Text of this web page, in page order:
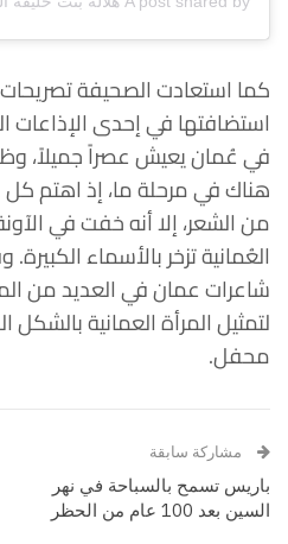
كما استعادت الصحيفة تصريحات
استضافتها في إحدى الإذاعات
في عُمان يعيش عصراً جميلاً،
هناك في مرحلة ما، إذ اهتم كل
من الشعر، إلا أنه خفت في
العُمانية تزخر بالأسماء
شاعرات عمان في العديد من
لتمثيل المرأة العمانية
محفل.
مشاركة سابقة
باريس تسمح بالسباحة في نهر
السين بعد 100 عام من الحظر